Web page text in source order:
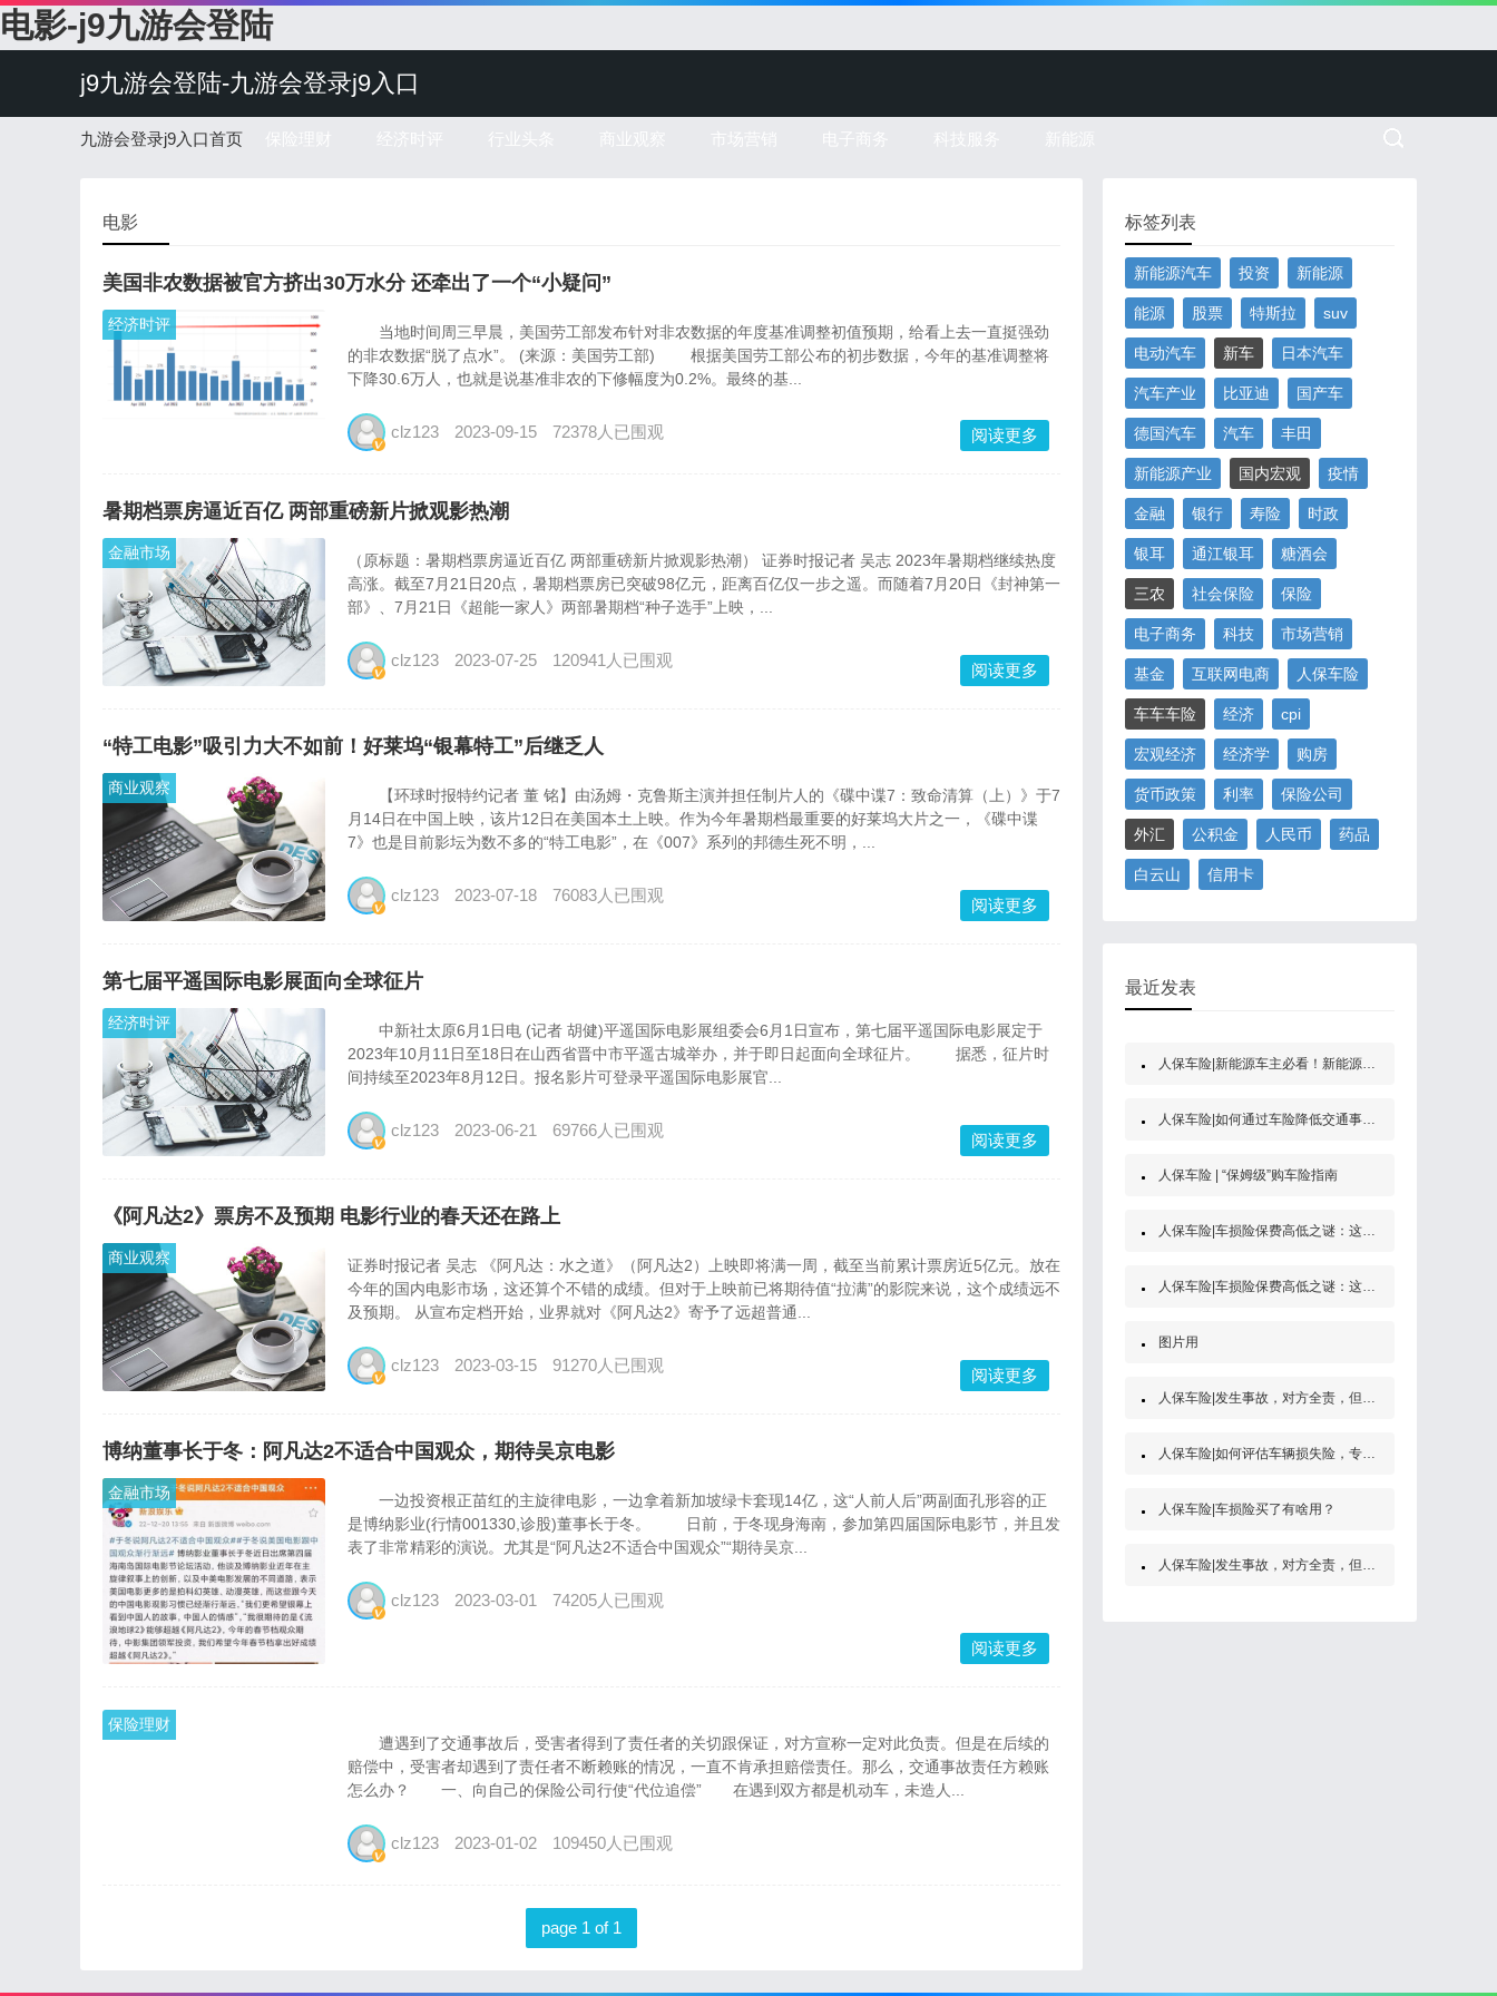
电影-j9九游会登陆
j9九游会登陆-九游会登录j9入口
九游会登录j9入口首页
电影
美国非农数据被官方挤出30万水分 还牵出了一个“小疑问”
经济时评
当地时间周三早晨，美国劳工部发布针对非农数据的年度基准调整初值预期，给看上去一直挺强劲
的非农数据“脱了点水”。 (来源：美国劳工部) 根据美国劳工部公布的初步数据，今年的基准调整将
下降30.6万人，也就是说基准非农的下修幅度为0.2%。最终的基...
clz123 2023-09-15 72378人已围观 阅读更多
暑期档票房逼近百亿 两部重磅新片掀观影热潮
金融市场
（原标题：暑期档票房逼近百亿 两部重磅新片掀观影热潮） 证券时报记者 吴志 2023年暑期档继续热度
高涨。截至7月21日20点，暑期档票房已突破98亿元，距离百亿仅一步之遥。而随着7月20日《封神第一
部》、7月21日《超能一家人》两部暑期档“种子选手”上映，...
clz123 2023-07-25 120941人已围观
阅读更多
“特工电影”吸引力大不如前！好莱坞“银幕特工”后继乏人
商业观察
【环球时报特约记者 董 铭】由汤姆・克鲁斯主演并担任制片人的《碟中谍7：致命清算（上）》于7
月14日在中国上映，该片12日在美国本土上映。作为今年暑期档最重要的好莱坞大片之一，《碟中谍
7》也是目前影坛为数不多的“特工电影”，在《007》系列的邦德生死不明，...
clz123 2023-07-18 76083人已围观
阅读更多
第七届平遥国际电影展面向全球征片
经济时评
中新社太原6月1日电 (记者 胡健)平遥国际电影展组委会6月1日宣布，第七届平遥国际电影展定于
2023年10月11日至18日在山西省晋中市平遥古城举办，并于即日起面向全球征片。 据悉，征片时
间持续至2023年8月12日。报名影片可登录平遥国际电影展官...
clz123 2023-06-21 69766人已围观
阅读更多
《阿凡达2》票房不及预期 电影行业的春天还在路上
商业观察
证券时报记者 吴志 《阿凡达：水之道》（阿凡达2）上映即将满一周，截至当前累计票房近5亿元。放在
今年的国内电影市场，这还算个不错的成绩。但对于上映前已将期待值“拉满”的影院来说，这个成绩远不
及预期。 从宣布定档开始，业界就对《阿凡达2》寄予了远超普通...
clz123 2023-03-15 91270人已围观
阅读更多
博纳董事长于冬：阿凡达2不适合中国观众，期待吴京电影
金融市场
一边投资根正苗红的主旋律电影，一边拿着新加坡绿卡套现14亿，这“人前人后”两副面孔形容的正
是博纳影业(行情001330,诊股)董事长于冬。 日前，于冬现身海南，参加第四届国际电影节，并且发
表了非常精彩的演说。尤其是“阿凡达2不适合中国观众”“期待吴京...
clz123 2023-03-01 74205人已围观
阅读更多
保险理财
遭遇到了交通事故后，受害者得到了责任者的关切跟保证，对方宣称一定对此负责。但是在后续的
赔偿中，受害者却遇到了责任者不断赖账的情况，一直不肯承担赔偿责任。那么，交通事故责任方赖账
怎么办？ 一、向自己的保险公司行使“代位追偿” 在遇到双方都是机动车，未造人...
clz123 2023-01-02 109450人已围观
page 1 of 1
标签列表
新能源汽车 投资 新能源
能源 股票 特斯拉 suv
电动汽车 新车 日本汽车
汽车产业 比亚迪 国产车
德国汽车 汽车 丰田
新能源产业 国内宏观 疫情
金融 银行 寿险 时政
银耳 通江银耳 糖酒会
三农 社会保险 保险
电子商务 科技 市场营销
基金 互联网电商 人保车险
车车车险 经济 cpi
宏观经济 经济学 购房
货币政策 利率 保险公司
外汇 公积金 人民币 药品
白云山 信用卡
最近发表
人保车险|新能源车主必看！新能源汽车第三者责任保险
人保车险|如何通过车险降低交通事故的经济风险？
人保车险 | “保姆级”购车险指南
人保车险|车损险保费高低之谜：这些因素决定了你的保费
人保车险|车损险保费高低之谜：这些因素决定了你的保费
图片用
人保车险|发生事故，对方全责，但是他没买保险怎么办？
人保车险|如何评估车辆损失险，专家为你解答
人保车险|车损险买了有啥用？
人保车险|发生事故，对方全责，但是他没买保险怎么办？